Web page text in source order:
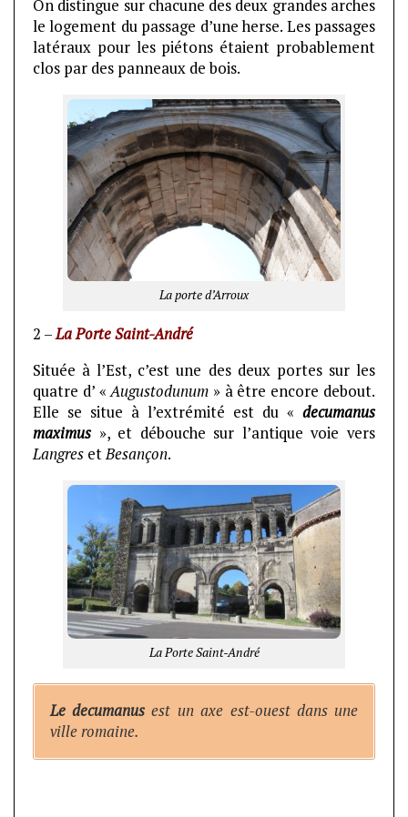
On distingue sur chacune des deux grandes arches
le logement du passage d’une herse. Les passages
latéraux pour les piétons étaient probablement
clos par des panneaux de bois.
La porte d’Arroux
2 –La Porte Saint-André
Située à l’Est, c’est une des deux portes sur les
quatre d’ «Augustodunum » à être encore debout.
Elle se situe à l’extrémité est du « decumanus
maximus», et débouche sur l’antique voie vers
Langres etBesançon.
La Porte Saint-André
Le decumanus est un axe est-ouest dans une
ville romaine.